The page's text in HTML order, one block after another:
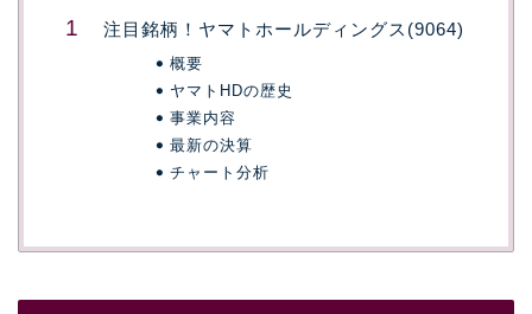
注目銘柄！ヤマトホールディングス(9064)
概要
ヤマトHDの歴史
事業内容
最新の決算
チャート分析